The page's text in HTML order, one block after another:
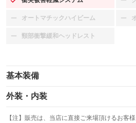
：装備あり
オートマチックハイビーム
：装備なし
頸部衝撃緩和ヘッドレスト
：装備なし
基本装備
エアバッグ：運転席/助手席
：装備あり
：装備なし
外装・内装
カーナビ：メモリーナビ他
：装備あり
【注】販売は、当店に直接ご来場頂けるお客